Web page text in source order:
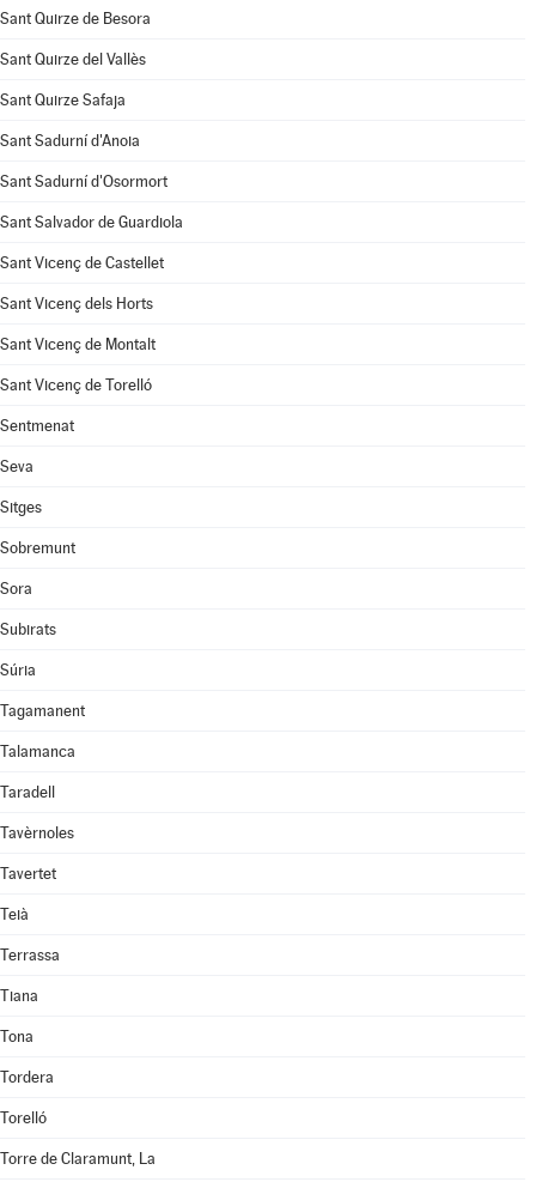
Sant Quirze de Besora
Sant Quirze del Vallès
Sant Quirze Safaja
Sant Sadurní d'Anoia
Sant Sadurní d'Osormort
Sant Salvador de Guardiola
Sant Vicenç de Castellet
Sant Vicenç dels Horts
Sant Vicenç de Montalt
Sant Vicenç de Torelló
Sentmenat
Seva
Sitges
Sobremunt
Sora
Subirats
Súria
Tagamanent
Talamanca
Taradell
Tavèrnoles
Tavertet
Teià
Terrassa
Tiana
Tona
Tordera
Torelló
Torre de Claramunt, La